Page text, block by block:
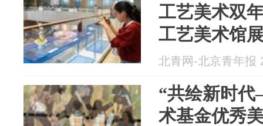
工艺美术双
工艺美术馆
北青网-北京青年报
“共绘新时
术基金优秀